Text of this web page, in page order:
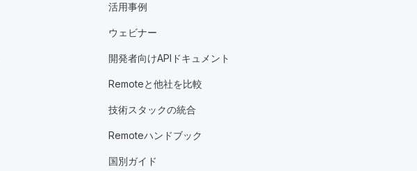
活用事例
ウェビナー
開発者向けAPIドキュメント
Remoteと他社を比較
技術スタックの統合
Remoteハンドブック
国別ガイド